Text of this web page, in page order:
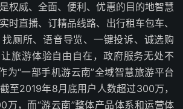
权威、全面、便利、优惠的目的地智慧
时直播、订精品线路、出行租车包车、
厕所、语音导览、一键投诉、诚选购
旅游体验自由自在，政府服务无处不
为“一部手机游云南”全域智慧旅游平台
至2019年8月底用户人数超过300万，
万，而“游云南”整体产品体系和运营体